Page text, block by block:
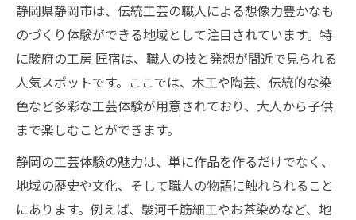
静岡県静岡市は、伝統工芸の職人による想像力豊かなも
のづくり体験ができる地域として注目されています。特
に駿府の工房 匠宿は、職人の技と発想が間近で見られる
人気スポットです。ここでは、木工や陶芸、伝統的な染
色など多彩な工芸体験が用意されており、大人から子供
まで楽しむことができます。
静岡の工芸体験の魅力は、単に作品を作るだけでなく、
地域の歴史や文化、そして職人の物語に触れられること
にあります。例えば、駿河千筋細工やお茶染めなど、地